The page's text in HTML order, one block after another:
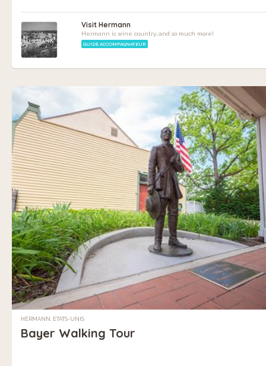
Visit Hermann
Hermann is wine country…and so much more!
GUIDE ACCOMPAGNATEUR
HERMANN, ÉTATS-UNIS
Bayer Walking Tour